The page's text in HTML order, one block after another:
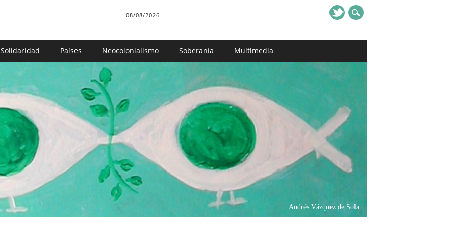
08/08/2026
Solidaridad Países Neocolonialismo Soberanía Multimedia
Andrés Vázquez de Sola